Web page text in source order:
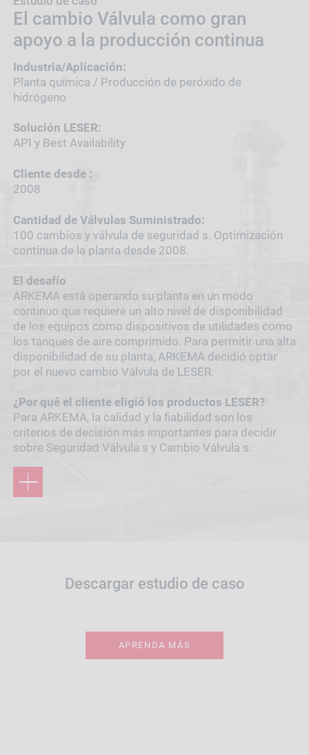
El cambio Válvula como gran
apoyo a la producción continua
Industria/Aplicación:
Planta química / Producción de peróxido de
hidrógeno
Solución LESER:
API y Best Availability
Cliente desde :
2008
Cantidad de Válvulas Suministrado:
100 cambios y válvula de seguridad s. Optimización
continua de la planta desde 2008.
El desafío
ARKEMA está operando su planta en un modo
continuo que requiere un alto nivel de disponibilidad
de los equipos como dispositivos de utilidades como
los tanques de aire comprimido. Para permitir una alta
disponibilidad de su planta, ARKEMA decidió optar
por el nuevo cambio Válvula de LESER.
¿Por qué el cliente eligió los productos LESER?
Para ARKEMA, la calidad y la fiabilidad son los
criterios de decisión más importantes para decidir
sobre Seguridad Válvula s y Cambio Válvula s.
Descargar estudio de caso
APRENDA MÁS